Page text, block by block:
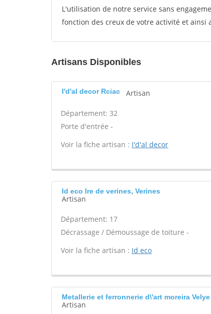
L'utilisation de notre service sans
fonction des creux de votre activité et ainsi
Artisans Disponibles
I'd'al decor Rciac Artisan
Département: 32
Porte d'entrée -
Voir la fiche artisan : I'd'al decor
Id eco Ire de verines, Verines
Artisan
Département: 17
Décrassage / Démoussage de toiture -
Voir la fiche artisan : Id eco
Metallerie et ferronnerie d\'art moreira Velye
Artisan